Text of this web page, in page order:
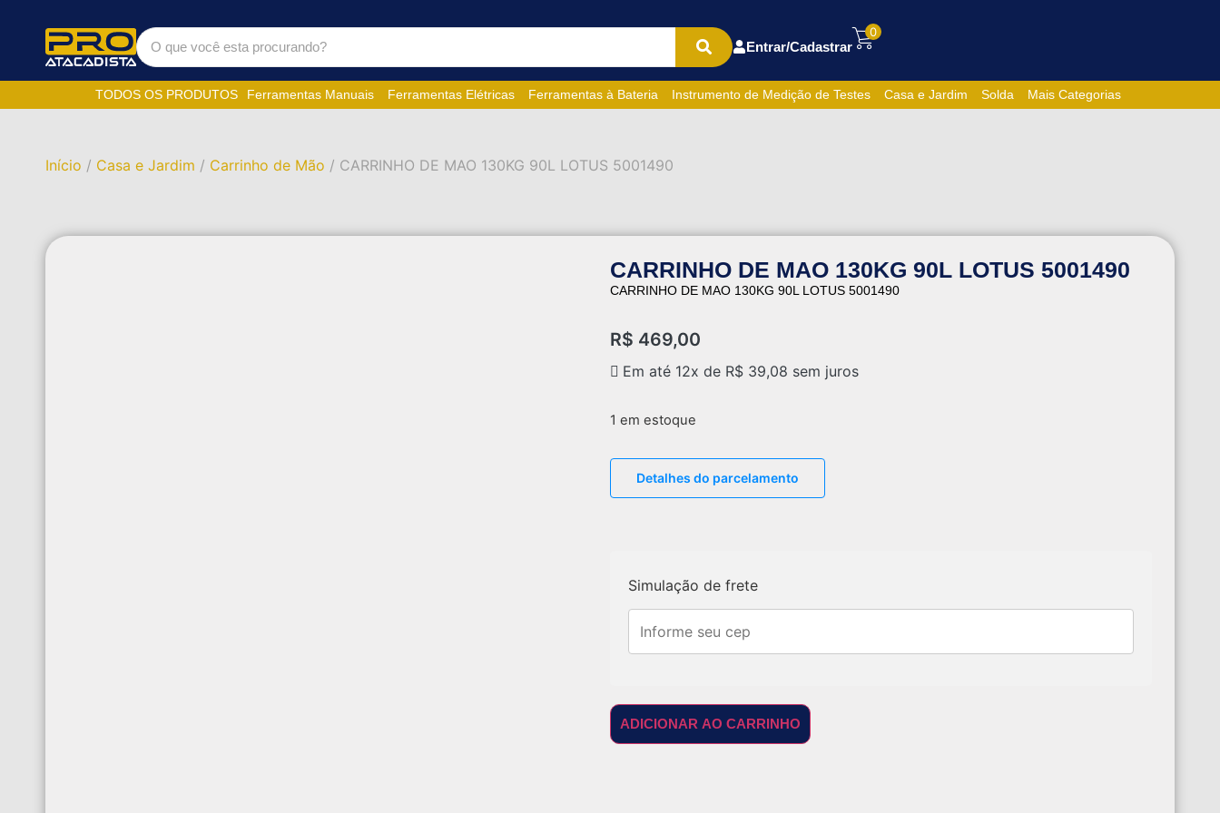
Entrar/Cadastrar
0
TODOS OS PRODUTOS Ferramentas Manuais Ferramentas Elétricas Ferramentas à Bateria Instrumento de Medição de Testes Casa e Jardim Solda Mais Categorias
Início / Casa e Jardim / Carrinho de Mão / CARRINHO DE MAO 130KG 90L LOTUS 5001490
CARRINHO DE MAO 130KG 90L LOTUS 5001490
CARRINHO DE MAO 130KG 90L LOTUS 5001490
R$ 469,00
Em até 12x de R$ 39,08 sem juros
1 em estoque
Detalhes do parcelamento
Simulação de frete
ADICIONAR AO CARRINHO